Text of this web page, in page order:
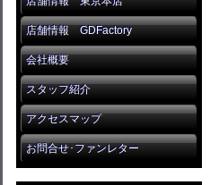
店舗情報 GDFactory
会社概要
スタッフ紹介
アクセスマップ
お問合せ･ファンレター